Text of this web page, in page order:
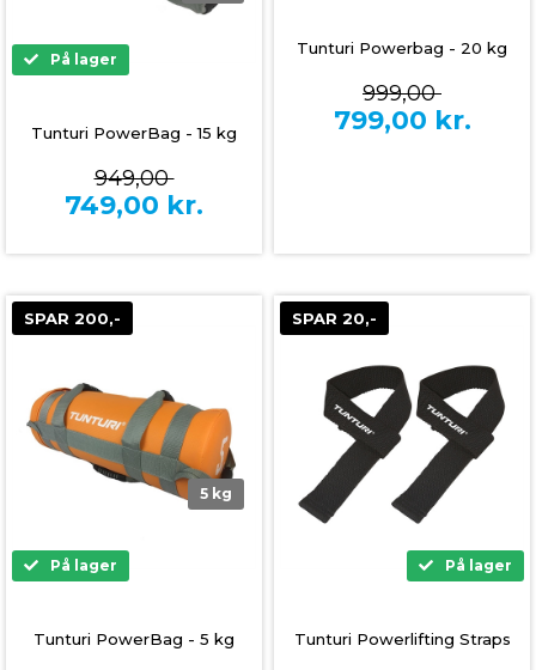
På lager
Tunturi PowerBag - 15 kg
949,00
749,00 kr.
Tunturi Powerbag - 20 kg
999,00
799,00 kr.
SPAR 200,-
5 kg
På lager
Tunturi PowerBag - 5 kg
SPAR 20,-
På lager
Tunturi Powerlifting Straps